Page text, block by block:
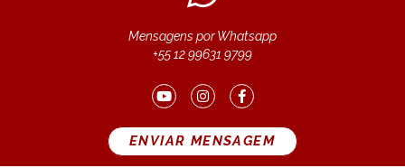
Mensagens por Whatsapp
+55 12 99631 9799
ENVIAR MENSAGEM